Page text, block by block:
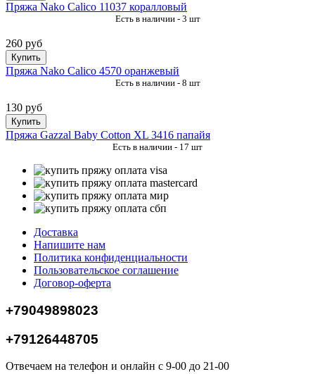
Пряжа Nako Calico 11037 коралловый
Есть в наличии - 3 шт
260 руб
Купить
Пряжа Nako Calico 4570 оранжевый
Есть в наличии - 8 шт
130 руб
Купить
Пряжа Gazzal Baby Cotton XL 3416 папайя
Есть в наличии - 17 шт
Доставка
Напишите нам
Политика конфиденциальности
Пользовательское соглашение
Договор-оферта
+79049898023
+79126448705
Отвечаем на телефон и онлайн с 9-00 до 21-00